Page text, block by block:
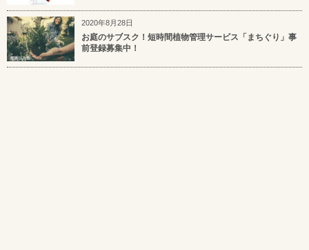
2020年8月28日
お庭のサブスク！短時間植物管理サービス「まちぐり」事
前登録募集中！